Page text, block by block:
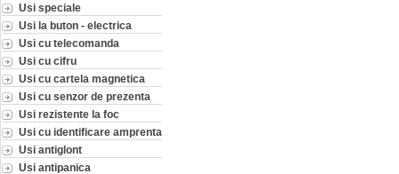
Usi speciale
Usi la buton - electrica
Usi cu telecomanda
Usi cu cifru
Usi cu cartela magnetica
Usi cu senzor de prezenta
Usi rezistente la foc
Usi cu identificare amprenta
Usi antiglont
Usi antipanica